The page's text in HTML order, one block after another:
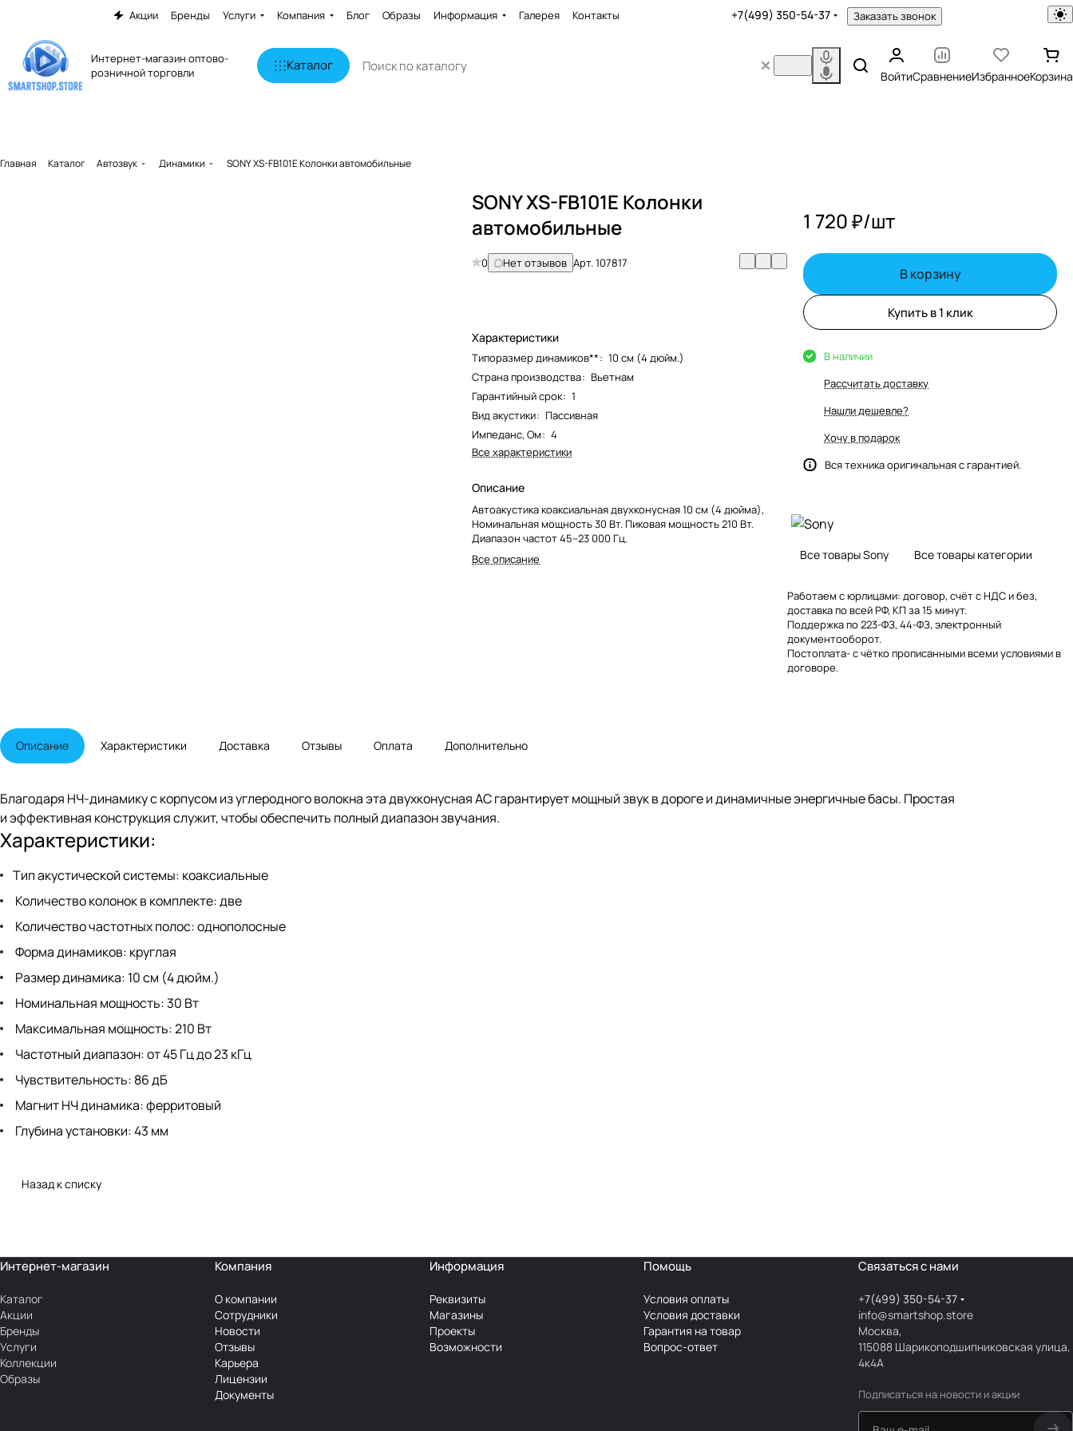
Акции Бренды Услуги Компания Блог Образы Информация Галерея Контакты +7(499) 350-54-37 Заказать звонок
Интернет-магазин оптово-
розничной торговли
Каталог
ВойтиСравнениеИзбранноеКорзина
Главная Каталог Автозвук Динамики SONY XS-FB101E Колонки автомобильные
SONY XS-FB101E Колонки
автомобильные
0 Нет отзывов Арт.107817
Характеристики
Типоразмер динамиков**: 10 см (4 дюйм.)
Страна производства: Вьетнам
Гарантийный срок: 1
Вид акустики: Пассивная
Импеданс, Ом: 4
Все характеристики
Описание
Автоакустика коаксиальная двухконусная 10 см (4 дюйма),
Номинальная мощность 30 Вт. Пиковая мощность 210 Вт.
Диапазон частот 45–23 000 Гц.
Все описание
1 720 ₽/шт
В корзину
Купить в 1 клик
В наличии
Рассчитать доставку
Нашли дешевле?
Хочу в подарок
Вся техника оригинальная с гарантией.
Все товары Sony Все товары категории
Работаем с юрлицами: договор, счёт с НДС и без,
доставка по всей РФ, КП за 15 минут.
Поддержка по 223-ФЗ, 44-ФЗ, электронный
документооборот.
Постоплата- с чётко прописанными всеми условиями в
договоре.
Описание Характеристики Доставка Отзывы Оплата Дополнительно
Благодаря НЧ-динамику с корпусом из углеродного волокна эта двухконусная АС гарантирует мощный звук в дороге и динамичные энергичные басы. Простая
и эффективная конструкция служит, чтобы обеспечить полный диапазон звучания.
Характеристики:
Тип акустической системы: коаксиальные
Количество колонок в комплекте: две
Количество частотных полос: однополосные
Форма динамиков: круглая
Размер динамика: 10 см (4 дюйм.)
Номинальная мощность: 30 Вт
Максимальная мощность: 210 Вт
Частотный диапазон: от 45 Гц до 23 кГц
Чувствительность: 86 дБ
Магнит НЧ динамика: ферритовый
Глубина установки: 43 мм
Назад к списку
Интернет-магазин
Каталог
Акции
Бренды
Услуги
Коллекции
Образы
Компания
О компании
Сотрудники
Новости
Отзывы
Карьера
Лицензии
Документы
Информация
Реквизиты
Магазины
Проекты
Возможности
Помощь
Условия оплаты
Условия доставки
Гарантия на товар
Вопрос-ответ
Связаться с нами
+7(499) 350-54-37
info@smartshop.store
Москва,
115088 Шарикоподшипниковская улица,
4к4А
Подписаться на новости и акции